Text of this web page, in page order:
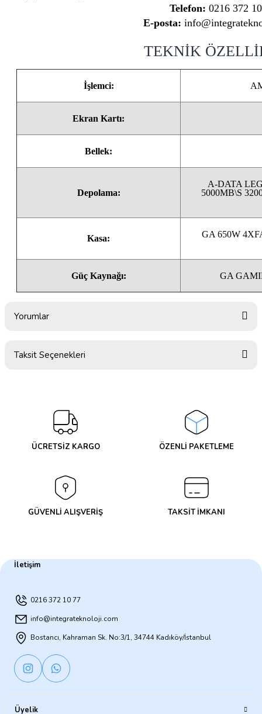
Telefon: 0216 372
E-posta:
TEKNİK
İşlemci:
Ekran Kartı:
Bellek:
Depolama:
A-DATA
5000MB\S
Kasa: GA 650W
Güç Kaynağı: GA
Yorumlar
Taksit Seçenekleri
ÜCRETSİZ KARGO ÖZENLİ PAKETLEME
GÜVENLİ ALIŞVERİŞ TAKSİT İMKANI
İletişim
0216 372 10 77
info@integrateknoloji.com
Bostancı, Kahraman Sk. No:3/1, 34744 Kadıköy/İstanbul
Üyelik